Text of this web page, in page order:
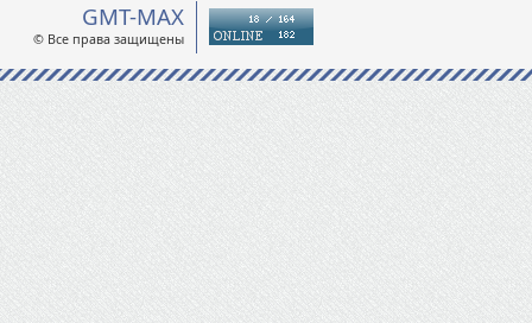
GMT-MAX
© Все права защищены